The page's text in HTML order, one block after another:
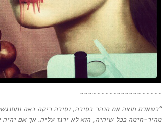
~~~~~~~~~~~~~~~~~~~~
“כשאדם חוצה את הנהר בסירה, וסירה ריקה באה
מהיר-חימה ככל שיהיה, הוא לא ירגז עליה. אך אם יהיה